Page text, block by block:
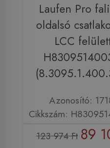
Laufen Pro
oldalsó
LCC
Azonosító:
Cikkszám:
123 974 Ft 89